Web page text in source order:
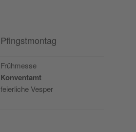
Pfingstmontag
Früh­mes­se
Kon­ven­tamt
feier­li­che Vesper